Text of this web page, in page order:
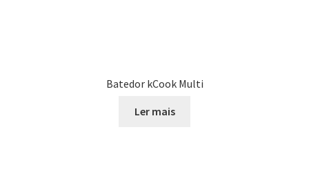
Batedor kCook Multi
Ler mais